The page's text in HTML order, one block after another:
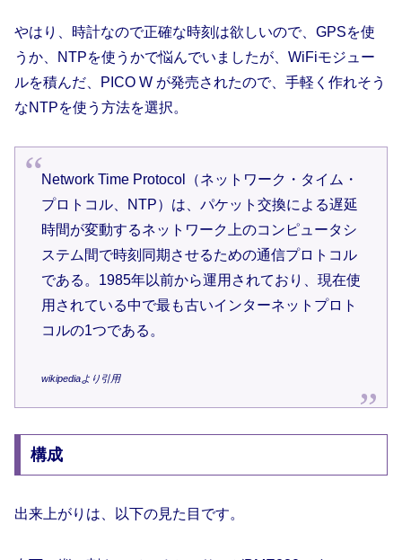
やはり、時計なので正確な時刻は欲しいので、GPSを使
うか、NTPを使うかで悩んでいましたが、WiFiモジュー
ルを積んだ、PICO W が発売されたので、手軽く作れそう
なNTPを使う方法を選択。
Network Time Protocol（ネットワーク・タイム・
プロトコル、NTP）は、パケット交換による遅延
時間が変動するネットワーク上のコンピュータシ
ステム間で時刻同期させるための通信プロトコル
である。1985年以前から運用されており、現在使
用されている中で最も古いインターネットプロト
コルの1つである。
wikipediaより引用
構成
出来上がりは、以下の見た目です。